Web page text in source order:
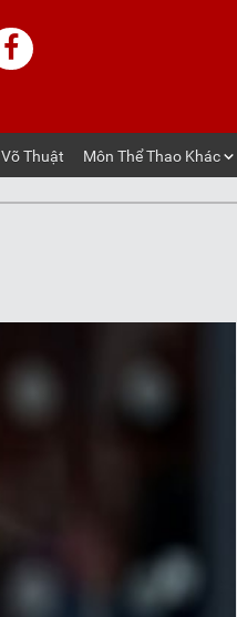
Võ Thuật
Môn Thể Thao Khác